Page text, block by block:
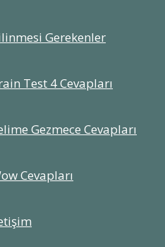
Gerekenler
Test 4 Cevapları
Gezmece Cevapları
Cevapları